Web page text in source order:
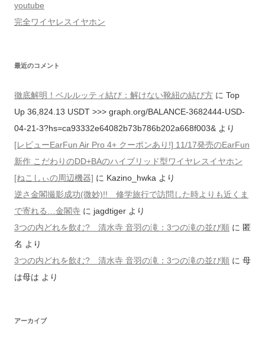
youtube
完全ワイヤレスイヤホン
最近のコメント
徹底解明！ベルルッティ結び：解けない靴紐の結び方 に Top
Up 36,824.13 USDT >>> graph.org/BALANCE-3682444-USD-
04-21-3?hs=ca93332e64082b73b786b202a668f003& より
[レビューEarFun Air Pro 4+ クーポンあり!] 11/17発売のEarFun
新作 こだわりのDD+BAのハイブリッド型ワイヤレスイヤホン
[ねこしぃの周辺機器] に Kazino_hwka より
逆さ金閣撮影成功(微妙)!! 修学旅行で訪問した時よりも近くま
で寄れる…金閣寺 に jagdtiger より
3つの内どれを飲む? 清水寺 音羽の滝：3つの滝の並び順 に 匿
名 より
3つの内どれを飲む? 清水寺 音羽の滝：3つの滝の並び順 に 母
は母は より
アーカイブ